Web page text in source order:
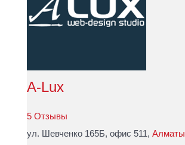
A-Lux
5 Отзывы
ул. Шевченко 165Б, офис 511, Алматы